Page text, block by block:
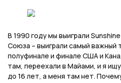
В 1990 году мы выиграли Sunshine
Союза – выиграли самый важный
полуфинале и финале США и
там, переехали в Майами, и я
до 16 лет, а меня там нет.